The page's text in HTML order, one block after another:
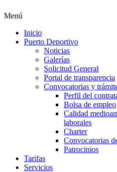
Menú
Inicio
Puerto Deportivo
Noticias
Galerías
Solicitud General
Portal de transparencia
Convocatorias y
Perfil del
Bolsa de empleo
Calidad
laborales
Charter
Convocatorias
Patrocinios
Tarifas
Servicios